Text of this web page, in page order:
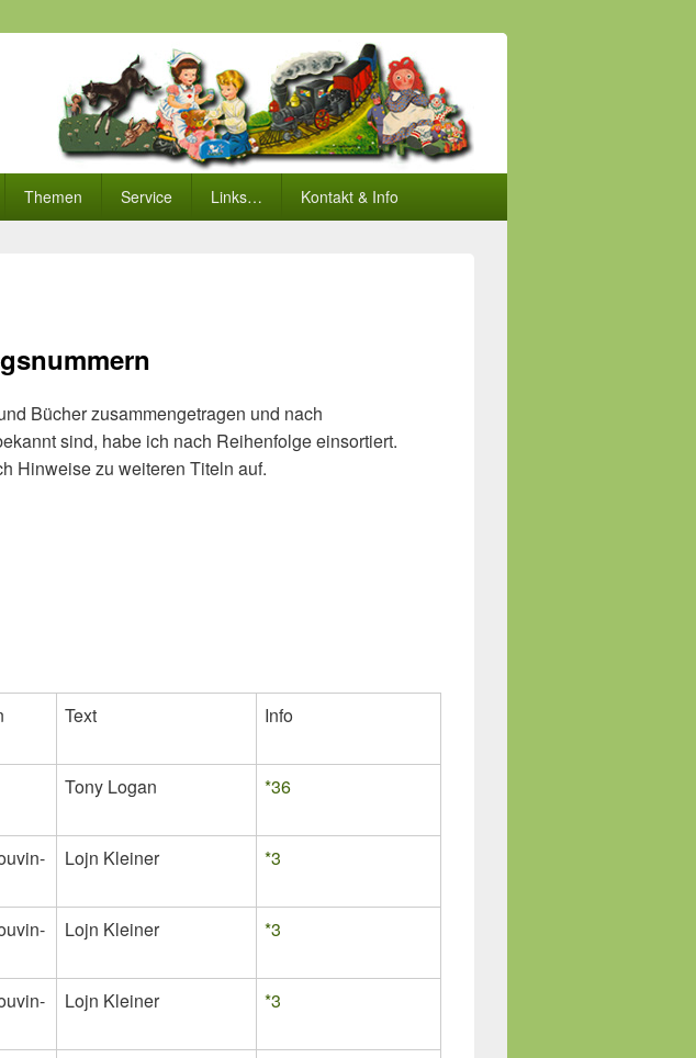
Themen Service Links… Kontakt & Info
Bücher zusammengetragen und nach
sind, habe ich nach Reihenfolge einsortiert.
Hinweise zu weiteren Titeln auf.
Text Info
Tony Logan *36
Lojn Kleiner *3
Lojn Kleiner *3
Lojn Kleiner *3